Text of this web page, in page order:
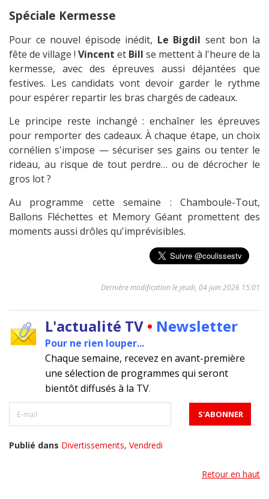
Spéciale Kermesse
Pour ce nouvel épisode inédit, Le Bigdil sent bon la
fête de village ! Vincent et Bill se mettent à l'heure de la
kermesse, avec des épreuves aussi déjantées que
festives. Les candidats vont devoir garder le rythme
pour espérer repartir les bras chargés de cadeaux.
Le principe reste inchangé : enchaîner les épreuves
pour remporter des cadeaux. À chaque étape, un choix
cornélien s'impose — sécuriser ses gains ou tenter le
rideau, au risque de tout perdre… ou de décrocher le
gros lot ?
Au programme cette semaine : Chamboule-Tout,
Ballons Fléchettes et Memory Géant promettent des
moments aussi drôles qu'imprévisibles.
Dernière modification le jeudi, 04 juin 2026 15:01
L'actualité TV • Newsletter
Pour ne rien louper...
Chaque semaine, recevez en avant-première
une sélection de programmes qui seront
bientôt diffusés à la TV.
Publié dans Divertissements, Vendredi
Retour en haut